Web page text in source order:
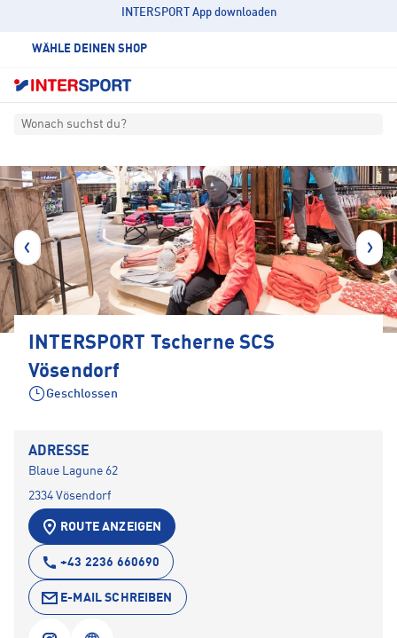
INTERSPORT App downloaden
WÄHLE DEINEN SHOP
Wonach suchst du?
INTERSPORT Tscherne SCS
Vösendorf
Geschlossen
ADRESSE
Blaue Lagune 62
2334 Vösendorf
ROUTE ANZEIGEN
+43 2236 660690
E-MAIL SCHREIBEN